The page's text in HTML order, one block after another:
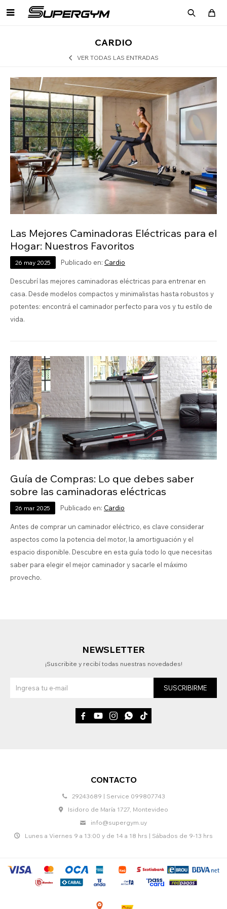

CARDIO
VER TODAS LAS ENTRADAS
Las Mejores Caminadoras Eléctricas para el
Hogar: Nuestros Favoritos
26 may 2025 Publicado en: Cardio
Descubrí las mejores caminadoras eléctricas para entrenar en
casa. Desde modelos compactos y minimalistas hasta robustos y
potentes: encontrá el caminador perfecto para vos y tu estilo de
vida.
Guía de Compras: Lo que debes saber
sobre las caminadoras eléctricas
26 mar 2025 Publicado en: Cardio
Antes de comprar un caminador eléctrico, es clave considerar
aspectos como la potencia del motor, la amortiguación y el
espacio disponible. Descubre en esta guía todo lo que necesitas
saber para elegir el mejor caminador y sacarle el máximo
provecho.
CONTACTO
29243689 | Service 099807743
Isidoro de María 1727, Montevideo
info@supergym.uy
Lunes a Viernes 9 a 13:00 y de 14 a 18 hrs | Sábados de 9-13 hrs
NEWSLETTER
¡Suscribite y recibí todas nuestras novedades!
SUSCRIBIRME
    